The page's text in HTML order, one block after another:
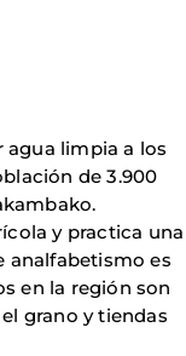
limpia a los
de 3.900
y practica una
analfabetismo es
en la región son
grano y tiendas